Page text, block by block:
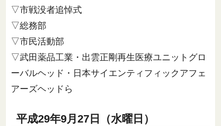
▽市戦没者追悼式
▽総務部
▽市民活動部
▽武田薬品工業・出雲正剛再生医療ユニットグロ
ーバルヘッド・日本サイエンティフィックアフェ
アーズヘッドら
平成29年9月27日（水曜日）